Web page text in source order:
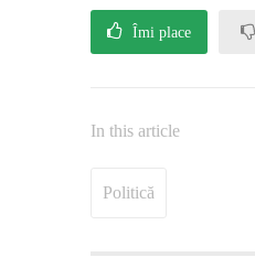
Îmi place
In this article
Politică